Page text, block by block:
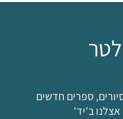
ספרים חדשים
ב'יד'